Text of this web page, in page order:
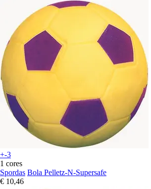
+-3
1 cores
Spordas Bola Pelletz-N-Supersafe
€ 10,46